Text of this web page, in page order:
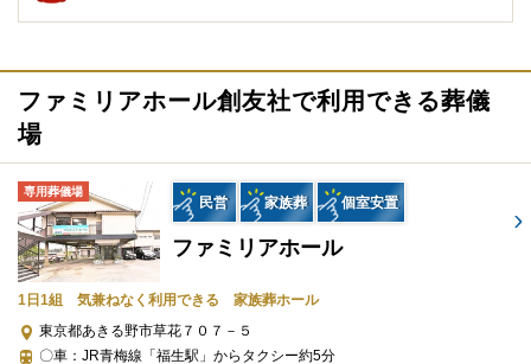
ご相談は無料で承ります
非日常的な葬儀のこと。初めての方はもちろん、経験のある方で
もわからないことが多いものです。少しでも不安や心配事があれ
ば、些細と思われることでも遠慮なくご相談ください。相談によ
くなります。
ファミリアホール創友社で利用できる葬儀
場
専用葬儀場
民営 家族葬 個室安置
ファミリアホール
1日1組 気兼ねなく利用できる 家族葬ホール
東京都あきる野市草花７０７－５
〇車：JR青梅線「福生駅」からタクシー約5分